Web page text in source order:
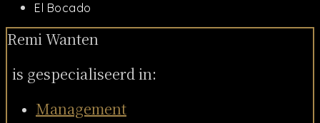
El Bocado
Remi Wanten
is gespecialiseerd in:
Management